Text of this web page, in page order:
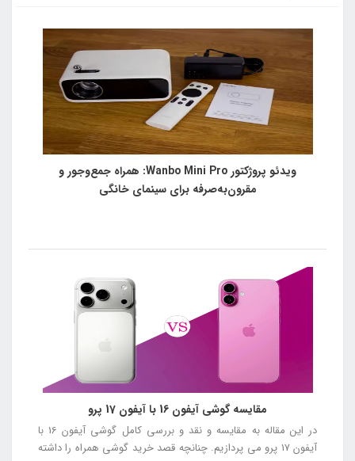
ویدئو پروژکتور Wanbo Mini Pro: همراه جمع‌وجور و
مقرون‌به‌صرفه برای سینمای خانگی
مقایسه گوشی آیفون 16 با آیفون 17 پرو
در این مقاله به مقایسه و نقد و بررسی کامل گوشی آیفون 16 با
آیفون 17 پرو می پردازیم. چنانچه قصد خرید گوشی همراه را داشته